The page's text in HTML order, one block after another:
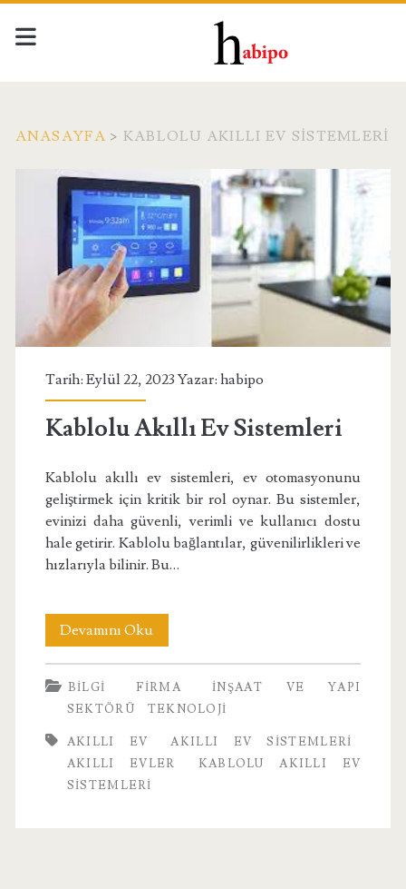
ANASAYFA > KABLOLU AKILLI EV SISTEMLERI
Etiket:
<span>Kablolu
Akıllı
Ev
Sistemleri</span>
Tarih: Eylül 22, 2023 Yazar: habipo
Kablolu Akıllı Ev Sistemleri
Kablolu akıllı ev sistemleri, ev otomasyonunu
geliştirmek için kritik bir rol oynar. Bu sistemler,
evinizi daha güvenli, verimli ve kullanıcı dostu
hale getirir. Kablolu bağlantılar, güvenilirlikleri ve
hızlarıyla bilinir. Bu…
Devamını OkuKablolu
Akıllı
Ev
BILGI FIRMA
İNŞAAT VE YAPI
SEKTÖRÜ
TEKNOLOJI
AKILLI EV
AKILLI EV SISTEMLERI
AKILLI EVLER
KABLOLU AKILLI EV
SISTEMLERI